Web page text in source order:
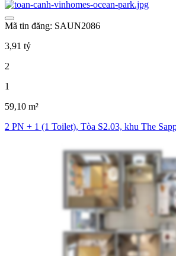
Mã tin đăng: SAUN2086
3,91 tỷ
2
1
59,10 m²
2 PN + 1 (1 Toilet), Tòa S2.03, khu The